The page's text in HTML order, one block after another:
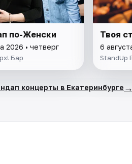
по-Женски
2026 • четверг
Бар
Твоя
6
StandUp
концерты в Екатеринбурге →